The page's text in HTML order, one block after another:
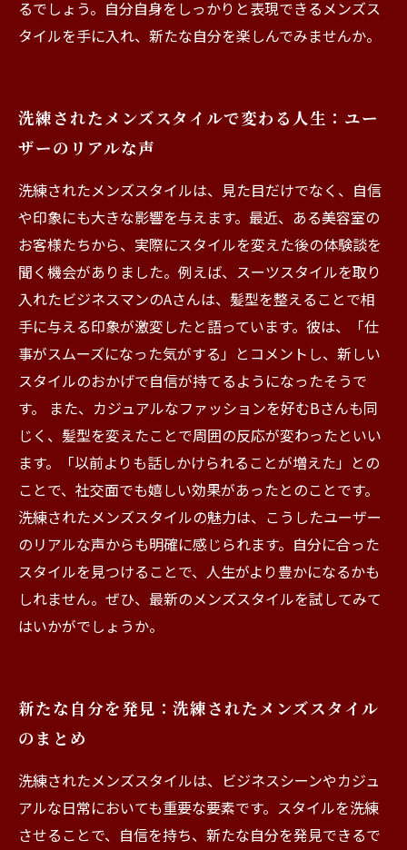
るでしょう。自分自身をしっかりと表現できるメンズス
タイルを手に入れ、新たな自分を楽しんでみませんか。
洗練されたメンズスタイルで変わる人生：ユー
ザーのリアルな声
洗練されたメンズスタイルは、見た目だけでなく、自信
や印象にも大きな影響を与えます。最近、ある美容室の
お客様たちから、実際にスタイルを変えた後の体験談を
聞く機会がありました。例えば、スーツスタイルを取り
入れたビジネスマンのAさんは、髪型を整えることで相
手に与える印象が激変したと語っています。彼は、「仕
事がスムーズになった気がする」とコメントし、新しい
スタイルのおかげで自信が持てるようになったそうで
す。 また、カジュアルなファッションを好むBさんも同
じく、髪型を変えたことで周囲の反応が変わったといい
ます。「以前よりも話しかけられることが増えた」との
ことで、社交面でも嬉しい効果があったとのことです。
洗練されたメンズスタイルの魅力は、こうしたユーザー
のリアルな声からも明確に感じられます。自分に合った
スタイルを見つけることで、人生がより豊かになるかも
しれません。ぜひ、最新のメンズスタイルを試してみて
はいかがでしょうか。
新たな自分を発見：洗練されたメンズスタイル
のまとめ
洗練されたメンズスタイルは、ビジネスシーンやカジュ
アルな日常においても重要な要素です。スタイルを洗練
させることで、自信を持ち、新たな自分を発見できるで